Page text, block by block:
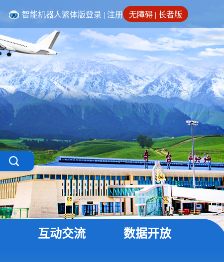
智能机器人繁体版登录 | 注册 无障碍 | 长者版
互动交流 数据开放